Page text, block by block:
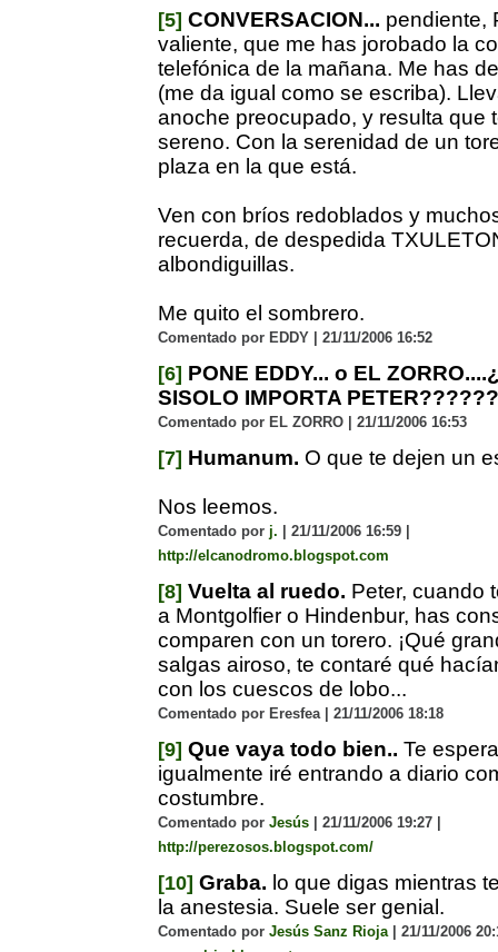
[5] CONVERSACION... pendiente,
valiente, que me has jorobado la
telefónica de la mañana. Me has
(me da igual como se escriba).
anoche preocupado, y resulta que
sereno. Con la serenidad de un
plaza en la que está.
Ven con bríos redoblados y
recuerda, de despedida
albondiguillas.
Me quito el sombrero.
Comentado por EDDY | 21/11/2006 16:52
[6] PONE EDDY... o EL
SISOLO IMPORTA
Comentado por EL ZORRO | 21/11/2006 16:53
[7] Humanum. O que te dejen un
Nos leemos.
Comentado por j. | 21/11/2006 16:59 |
http://elcanodromo.blogspot.com
[8] Vuelta al ruedo. Peter, cuando
a Montgolfier o Hindenbur, has
comparen con un torero. ¡Qué
salgas airoso, te contaré qué
con los cuescos de lobo...
Comentado por Eresfea | 21/11/2006 18:18
[9] Que vaya todo bien.. Te
igualmente iré entrando a diario
costumbre.
Comentado por Jesús | 21/11/2006 19:27 |
http://perezosos.blogspot.com/
[10] Graba. lo que digas mientras
la anestesia. Suele ser genial.
Comentado por Jesús Sanz Rioja| 21/11/2006